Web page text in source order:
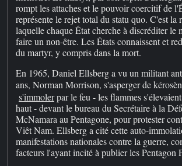
rompt les attaches et le pouvoir coercitif de
représente le rejet total du statu quo. C'est la
laquelle chaque État cherche à discréditer le
faire un non-être. Les États connaissent et
du martyr, y compris dans la mort.
En 1965, Daniel Ellsberg a vu un militant
ans, Norman Morrison, s'asperger de
s'immolerpar le feu - les flammes
haut - devant le bureau du Secrétaire à la
McNamara au Pentagone, pour protester
Viêt Nam. Ellsberg a cité cette auto-
manifestations nationales contre la guerre,
facteurs l'ayant incité à publier les Pentagon